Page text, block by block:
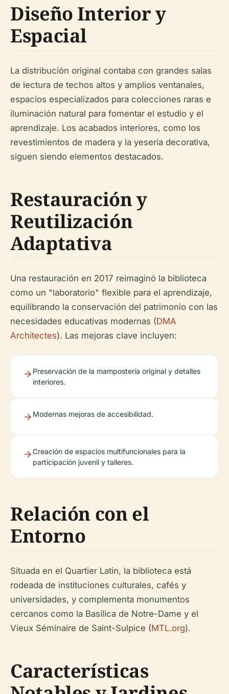
Diseño Interior y
Espacial
La distribución original contaba con grandes salas
de lectura de techos altos y amplios ventanales,
espacios especializados para colecciones raras e
iluminación natural para fomentar el estudio y el
aprendizaje. Los acabados interiores, como los
revestimientos de madera y la yesería decorativa,
siguen siendo elementos destacados.
Restauración y
Reutilización
Adaptativa
Una restauración en 2017 reimaginó la biblioteca
como un "laboratorio" flexible para el aprendizaje,
equilibrando la conservación del patrimonio con las
necesidades educativas modernas (DMA
Architectes). Las mejoras clave incluyen:
Preservación de la mampostería original y detalles
interiores.
Modernas mejoras de accesibilidad.
Creación de espacios multifuncionales para la
participación juvenil y talleres.
Relación con el
Entorno
Situada en el Quartier Latin, la biblioteca está
rodeada de instituciones culturales, cafés y
universidades, y complementa monumentos
cercanos como la Basílica de Notre-Dame y el
Vieux Séminaire de Saint-Sulpice (MTL.org).
Características